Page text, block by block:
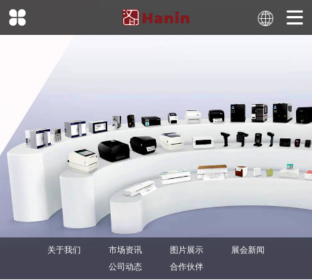
关于我们 市场资讯 图片展示
展会新闻
公司动态
合作伙伴